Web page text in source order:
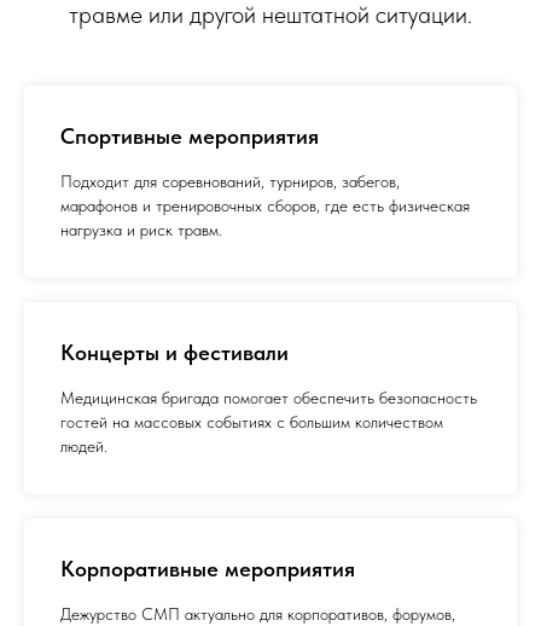
травме или другой нештатной ситуации.
Спортивные мероприятия
Подходит для соревнований, турниров, забегов,
марафонов и тренировочных сборов, где есть физическая
нагрузка и риск травм.
Концерты и фестивали
Медицинская бригада помогает обеспечить безопасность
гостей на массовых событиях с большим количеством
людей.
Корпоративные мероприятия
Дежурство СМП актуально для корпоративов, форумов,